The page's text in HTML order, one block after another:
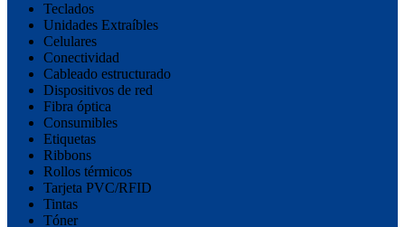
Teclados
Unidades Extraíbles
Celulares
Conectividad
Cableado estructurado
Dispositivos de red
Fibra óptica
Consumibles
Etiquetas
Ribbons
Rollos térmicos
Tarjeta PVC/RFID
Tintas
Tóner